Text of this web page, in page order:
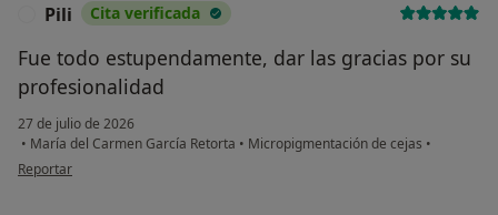
Pili Cita verificada
Fue todo estupendamente, dar las gracias por su
profesionalidad
27 de julio de 2026
• María del Carmen García Retorta • Micropigmentación de cejas •
en opinión del usuario Pili
Reportar